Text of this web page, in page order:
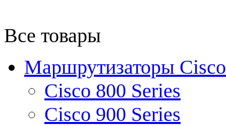
Все товары
Маршрутизаторы Cisco
Cisco 800 Series
Cisco 900 Series